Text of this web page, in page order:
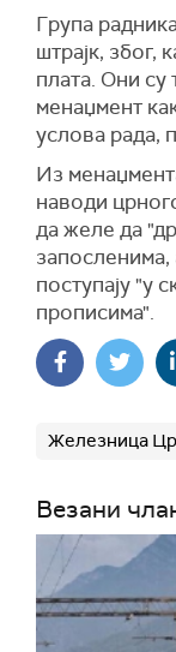
Група
штрајк, због,
плата. Они су
менаџмент
услова рада,
Из
наводи
да желе да
запосленима,
поступају "у
прописима".
Железница
Везани